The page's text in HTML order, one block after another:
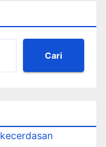
Cari
kecerdasan